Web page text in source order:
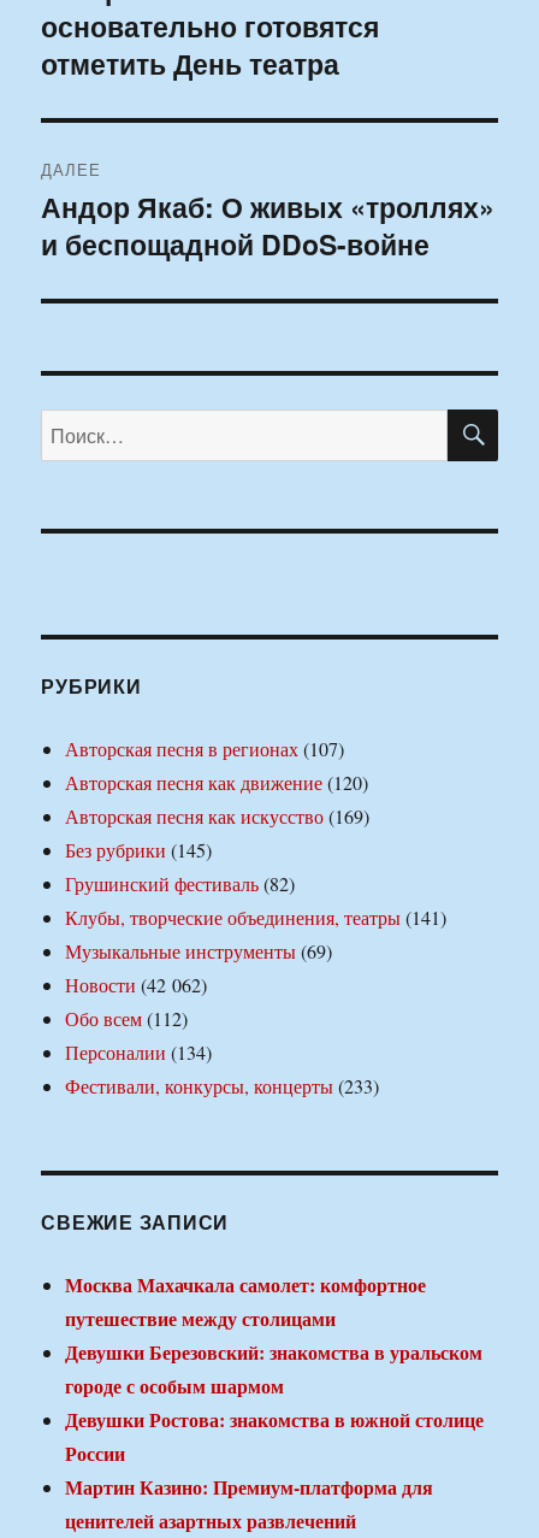
записям
запись:
основательно готовятся
отметить День театра
ДАЛЕЕ
Следующая
запись:
Андор Якаб: О живых «троллях»
и беспощадной DDoS-войне
Искать:
РУБРИКИ
Авторская песня в регионах(107)
Авторская песня как движение(120)
Авторская песня как искусство(169)
Без рубрики (145)
Грушинский фестиваль(82)
Клубы, творческие объединения, театры(141)
Музыкальные инструменты(69)
Новости (42 062)
Обо всем(112)
Персоналии (134)
Фестивали, конкурсы, концерты(233)
СВЕЖИЕ ЗАПИСИ
Москва Махачкала самолет: комфортное
путешествие между столицами
Девушки Березовский: знакомства в уральском
городе с особым шармом
Девушки Ростова: знакомства в южной столице
России
Мартин Казино: Премиум-платформа для
ценителей азартных развлечений